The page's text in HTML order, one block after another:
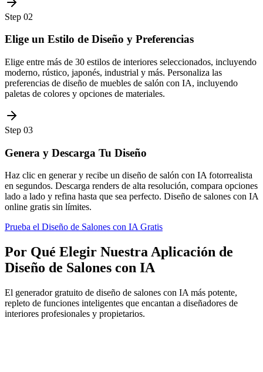
Step 02
Elige un Estilo de Diseño y Preferencias
Elige entre más de 30 estilos de interiores seleccionados, incluyendo
moderno, rústico, japonés, industrial y más. Personaliza las
preferencias de diseño de muebles de salón con IA, incluyendo
paletas de colores y opciones de materiales.
Step 03
Genera y Descarga Tu Diseño
Haz clic en generar y recibe un diseño de salón con IA fotorrealista
en segundos. Descarga renders de alta resolución, compara opciones
lado a lado y refina hasta que sea perfecto. Diseño de salones con IA
online gratis sin límites.
Prueba el Diseño de Salones con IA Gratis
Por Qué Elegir Nuestra Aplicación de
Diseño de Salones con IA
El generador gratuito de diseño de salones con IA más potente,
repleto de funciones inteligentes que encantan a diseñadores de
interiores profesionales y propietarios.